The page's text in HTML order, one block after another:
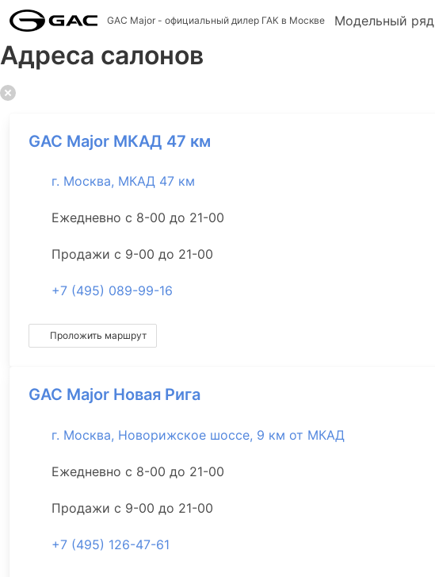
GAC Major - официальный дилер ГАК в Москве Модельный ряд
Адреса салонов
GAC Major МКАД 47 км
г. Москва, МКАД 47 км
Ежедневно с 8-00 до 21-00
Продажи с 9-00 до 21-00
+7 (495) 089-99-16
Проложить маршрут
GAC Major Новая Рига
г. Москва, Новорижское шоссе, 9 км от МКАД
Ежедневно с 8-00 до 21-00
Продажи с 9-00 до 21-00
+7 (495) 126-47-61